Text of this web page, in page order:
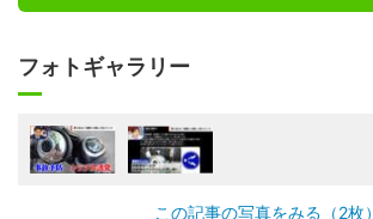
フォトギャラリー
この記事の写真をみる（2枚）